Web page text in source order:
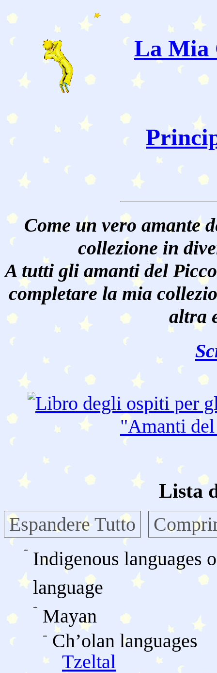
La Mia
Come un vero amante
collezione in
A tutti gli amanti del
completare la mia
altra
"Amanti
Lista
Espandere Tutto
Indigenous languages
language
Mayan
Chʼolan languages
Tzeltal